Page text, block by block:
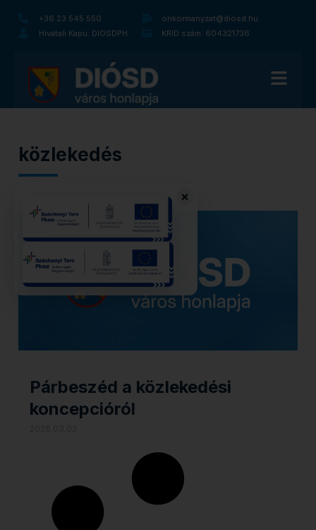
×
+36 23 545 550
onkormanyzat@diosd.hu
Hivatali Kapu: DIOSDPH
KRID szám: 604321736
közlekedés
Párbeszéd a közlekedési
koncepcióról